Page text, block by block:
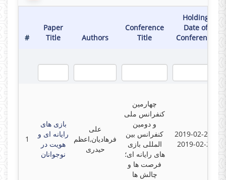
#
Paper
Title
Authors
Conference
Title
Holding
Date of
Conference
1
بازی های
رایانه ای و
هویت در
نوجوانان
علی
فرهادیان,اعظم
حیدری
چهارمین
کنفرانس ملی
و دومین
کنفرانس بین
المللی بازی
های رایانه ای؛
فرصت ها و
چالش ها
2019-02-21 -
2019-02-23